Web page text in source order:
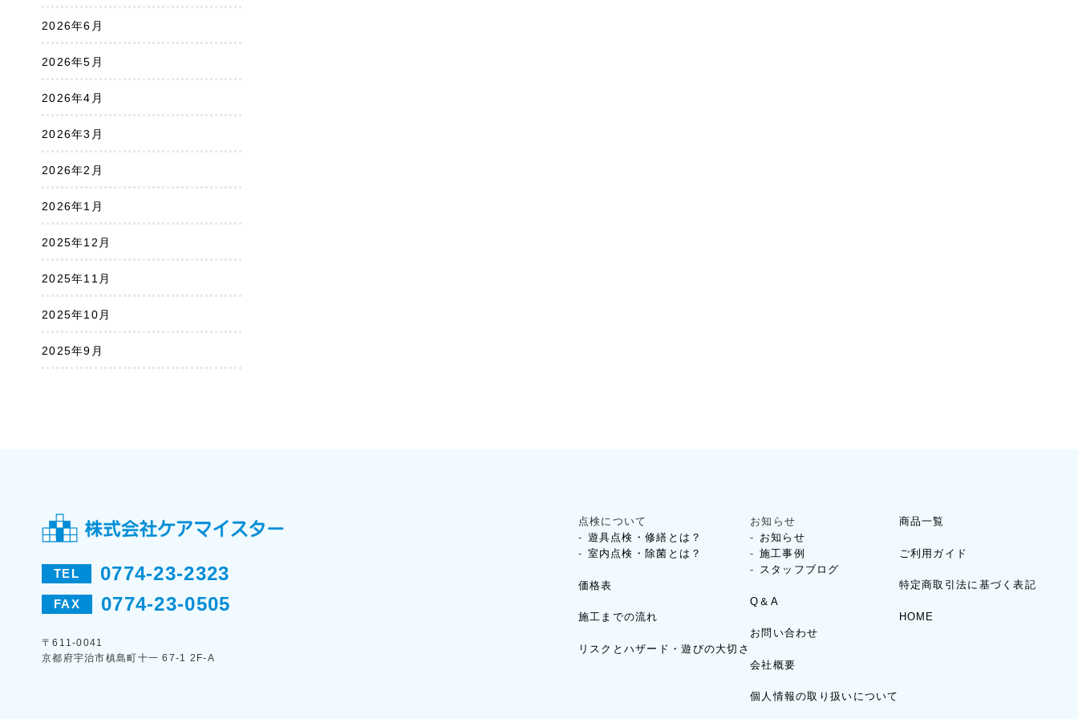
2026年6月
2026年5月
2026年4月
2026年3月
2026年2月
2026年1月
2025年12月
2025年11月
2025年10月
2025年9月
TEL 0774-23-2323
FAX 0774-23-0505
〒611-0041
京都府宇治市槙島町十一 67-1 2F-A
点検について
遊具点検・修繕とは？
室内点検・除菌とは？
価格表
施工までの流れ
リスクとハザード・遊びの大切さ
お知らせ
お知らせ
施工事例
スタッフブログ
Q＆A
お問い合わせ
会社概要
個人情報の取り扱いについて
商品一覧
ご利用ガイド
特定商取引法に基づく表記
HOME